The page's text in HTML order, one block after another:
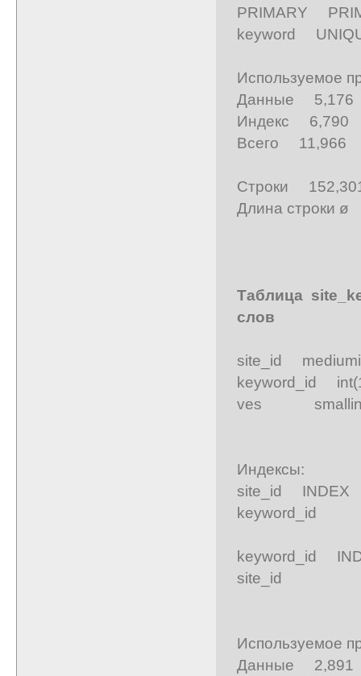
PRIMARY
keyword
Используемое
Данные
Индекс
Всего
Строки
Длина строки
Таблица
слов
site_id
keyword_id
ves
Индексы:
site_id
keyword_id
keyword_id
site_id
Используемое
Данные